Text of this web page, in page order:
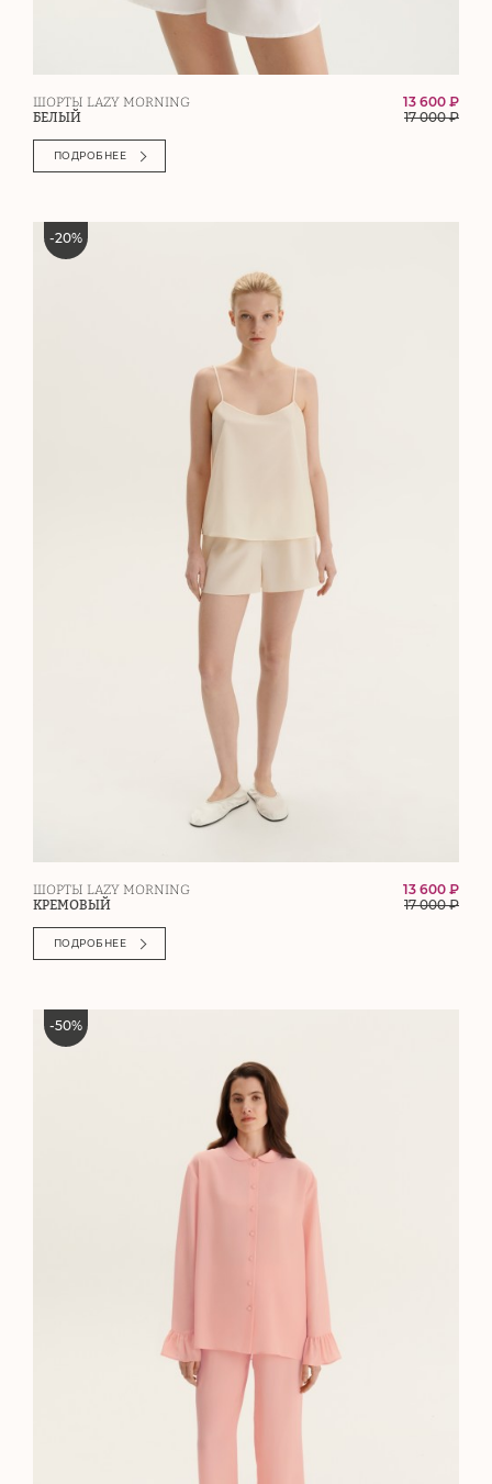
ШОРТЫ LAZY MORNING
БЕЛЫЙ
13 600 ₽
17 000₽
ПОДРОБНЕЕ
-20%
ШОРТЫ LAZY MORNING
КРЕМОВЫЙ
13 600 ₽
17 000₽
ПОДРОБНЕЕ
-50%